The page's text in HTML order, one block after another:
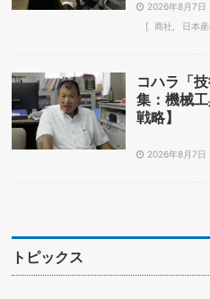
2026年8月7日
商社
日本
コハラ「
集：機械
戦略】
2026年8月7日
トピックス